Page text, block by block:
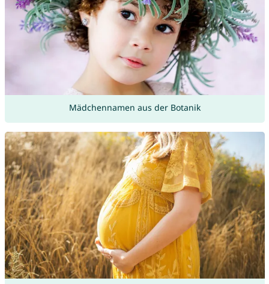
Mädchennamen aus der Botanik